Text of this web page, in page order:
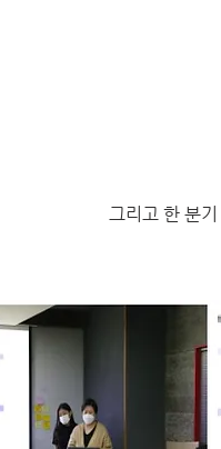
그리고 한 분